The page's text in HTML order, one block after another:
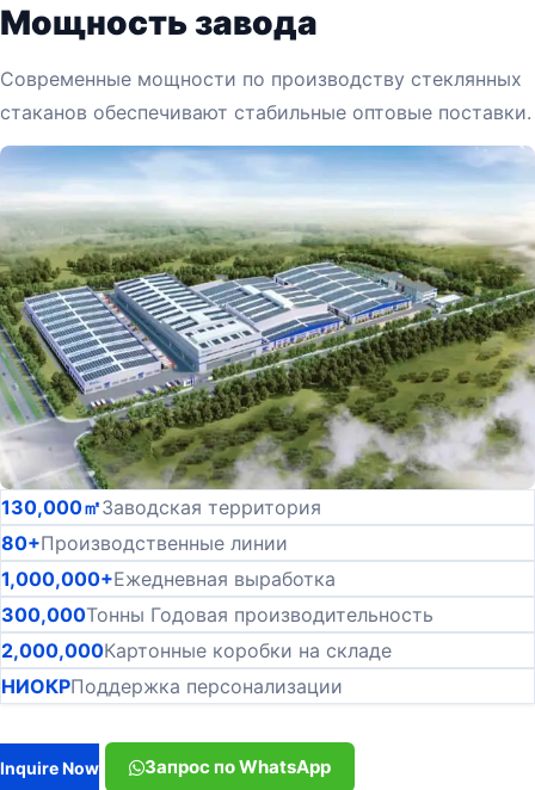
Мощность завода
Современные мощности по производству стеклянных
стаканов обеспечивают стабильные оптовые поставки.
130,000㎡Заводская территория
80+Производственные линии
1,000,000+Ежедневная выработка
300,000Тонны Годовая производительность
2,000,000Картонные коробки на складе
НИОКРПоддержка персонализации
Inquire Now Запрос по WhatsApp